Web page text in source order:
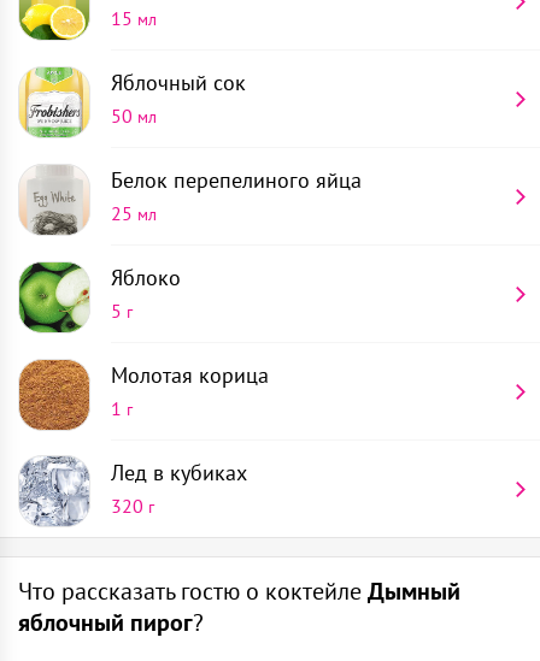
15 мл
Яблочный сок
50 мл
Белок перепелиного яйца
25 мл
Яблоко
5 г
Молотая корица
1 г
Лед в кубиках
320 г
1
Наполни рокс кубиками льда доверху
Налей в шейкер белки перепелиных яиц 25 мл,
Что рассказать гостю о коктейлеДымный
яблочный пирог?